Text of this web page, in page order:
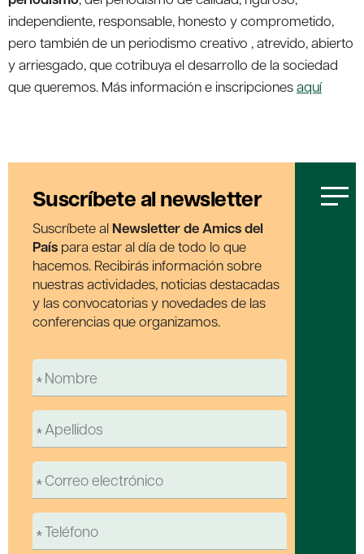
independiente, responsable, honesto y comprometido,
pero también de un periodismo creativo , atrevido, abierto
y arriesgado, que cotribuya el desarrollo de la sociedad
que queremos. Más información e inscripcionesaquí
Suscríbete al newsletter
Suscríbete al Newsletter de Amics del
País para estar al día de todo lo que
hacemos. Recibirás información sobre
nuestras actividades, noticias destacadas
y las convocatorias y novedades de las
conferencias que organizamos.